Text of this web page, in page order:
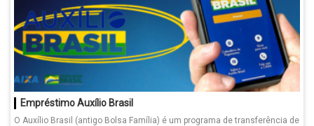
Empréstimo Auxílio Brasil
O Auxílio Brasil (antigo Bolsa Família) é um programa de transferência de